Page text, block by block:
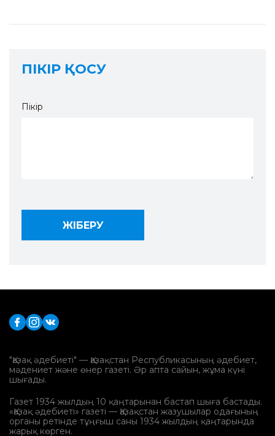
ПІКІР ҚОСУ
Пікір
"Қазақ әдебиеті" — Қазақстан Республикасының әдебиет,
мәдениет және өнер газеті. Әр апта сайын, жұма күні
шығады.
Газет 1934 жылдың 10 қаңтарынан бастап шыға бастады.
«Қазақ әдебиеті» газеті — Қазақстан жазушылар одағының
органы ретінде тұңғыш саны 1934 жылдың қаңтарында
жарық көрген.